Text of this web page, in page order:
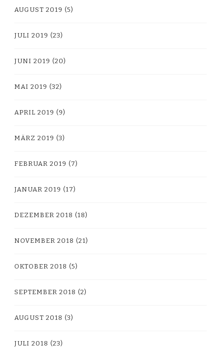
AUGUST 2019 (5)
JULI 2019 (23)
JUNI 2019 (20)
MAI 2019 (32)
APRIL 2019 (9)
MÄRZ 2019 (3)
FEBRUAR 2019 (7)
JANUAR 2019 (17)
DEZEMBER 2018 (18)
NOVEMBER 2018 (21)
OKTOBER 2018 (5)
SEPTEMBER 2018 (2)
AUGUST 2018 (3)
JULI 2018 (23)